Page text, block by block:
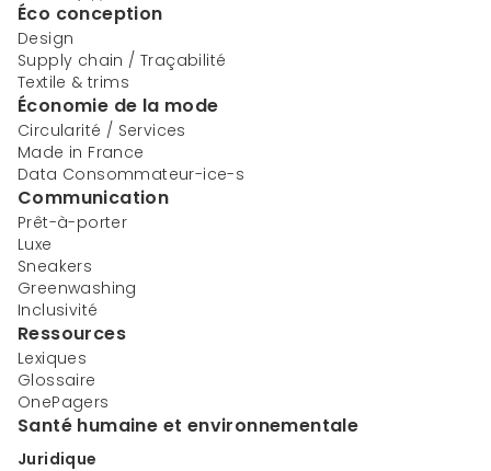
Éco conception
Design
Supply chain / Traçabilité
Textile & trims
Économie de la mode
Circularité / Services
Made in France
Data Consommateur-ice-s
Communication
Prêt-à-porter
Luxe
Sneakers
Greenwashing
Inclusivité
Ressources
Lexiques
Glossaire
OnePagers
Santé humaine et environnementale
Juridique